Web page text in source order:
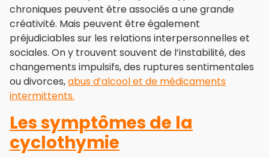
chroniques peuvent être associés a une grande
créativité. Mais peuvent être également
préjudiciables sur les relations interpersonnelles et
sociales. On y trouvent souvent de l’instabilité, des
changements impulsifs, des ruptures sentimentales
ou divorces,abus d’alcool et de médicaments
intermittents.
Les symptômes de la
cyclothymie